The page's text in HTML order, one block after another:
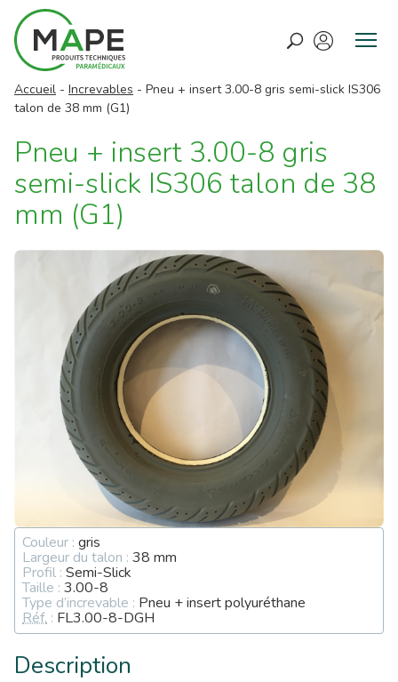
M
n
Accueil - Increvables - Pneu + insert 3.00-8 gris semi-slick IS306
talon de 38 mm (G1)
Pneu + insert 3.00-8 gris
semi-slick IS306 talon de 38
mm (G1)
Couleur : gris
Largeur du talon : 38 mm
Profil : Semi-Slick
Taille : 3.00-8
Type d’increvable : Pneu + insert polyuréthane
Réf. : FL3.00-8-DGH
Description